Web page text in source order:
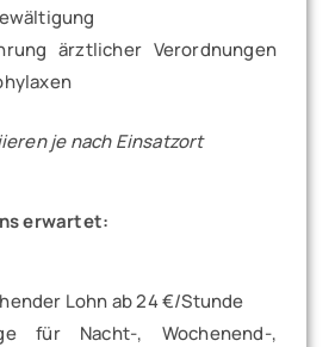
ärztlicher Verordnungen
je nach Einsatzort
erwartet:
Lohn ab 24 €/Stunde
für Nacht-, Wochenend-,